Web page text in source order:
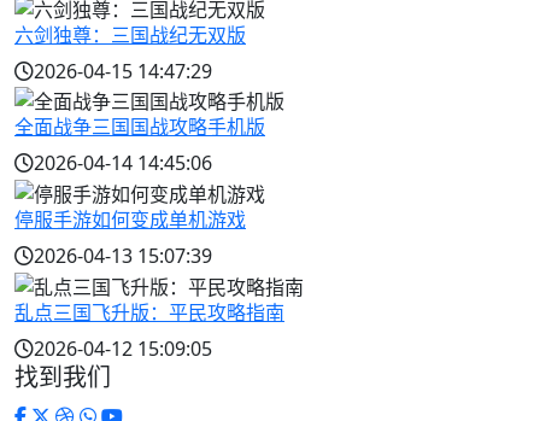
六剑独尊：三国战纪无双版
2026-04-15 14:47:29
全面战争三国国战攻略手机版
2026-04-14 14:45:06
停服手游如何变成单机游戏
2026-04-13 15:07:39
乱点三国飞升版：平民攻略指南
2026-04-12 15:09:05
找到我们